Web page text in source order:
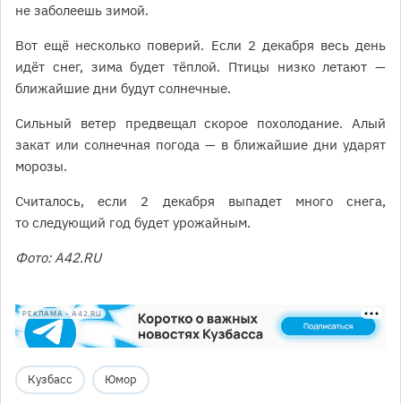
не заболеешь зимой.
Вот ещё несколько поверий. Если 2 декабря весь день
идёт снег, зима будет тёплой. Птицы низко летают —
ближайшие дни будут солнечные.
Сильный ветер предвещал скорое похолодание. Алый
закат или солнечная погода — в ближайшие дни ударят
морозы.
Считалось, если 2 декабря выпадет много снега,
то следующий год будет урожайным.
Фото: A42.RU
РЕКЛАМА • A42.RU
Кузбасс Юмор